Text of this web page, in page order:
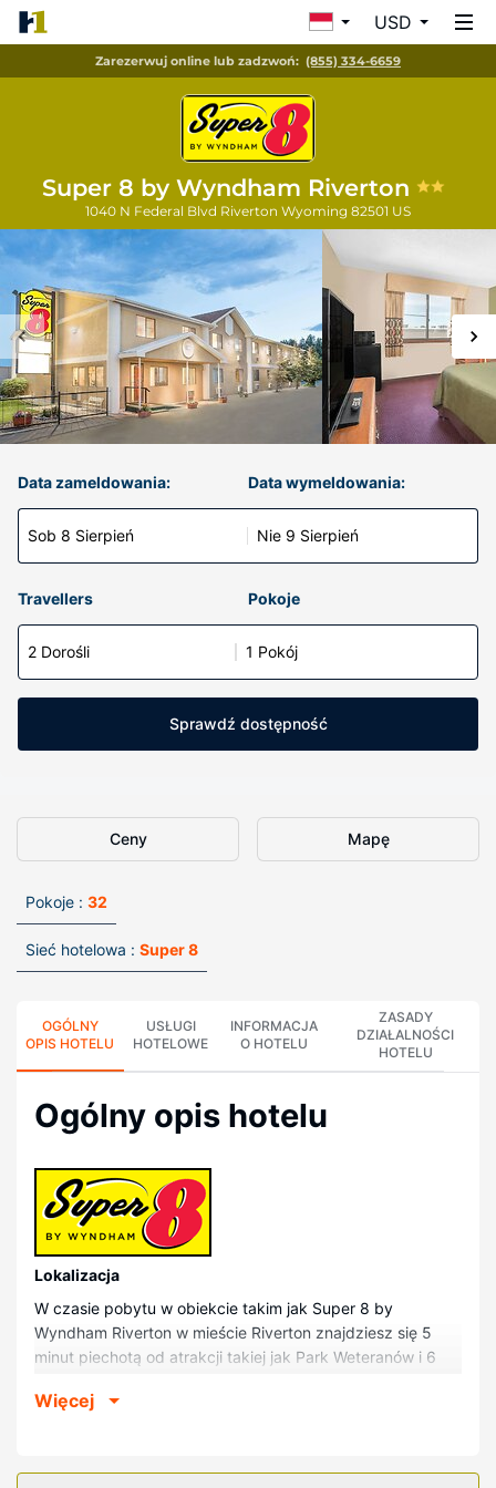
USD
Zarezerwuj online lub zadzwoń: (855) 334-6659
Super 8 by Wyndham Riverton
1040 N Federal Blvd Riverton Wyoming 82501 US
Data zameldowania:
Sob 8 Sierpień
Data wymeldowania:
Nie 9 Sierpień
Travellers Pokoje
2 Dorośli 1 Pokój
Sprawdź dostępność
Ceny Mapę
Pokoje : 32
Sieć hotelowa : Super 8
OGÓLNY
OPIS HOTELU
USŁUGI
HOTELOWE
INFORMACJA
O HOTELU
ZASADY
DZIAŁALNOŚCI
HOTELU
Ogólny opis hotelu
Lokalizacja
W czasie pobytu w obiekcie takim jak Super 8 by
Wyndham Riverton w mieście Riverton znajdziesz się 5
minut piechotą od atrakcji takiej jak Park Weteranów i 6
Motel znajduje się 0,9 km od atrakcji takiej jak Park Teeter
Więcej